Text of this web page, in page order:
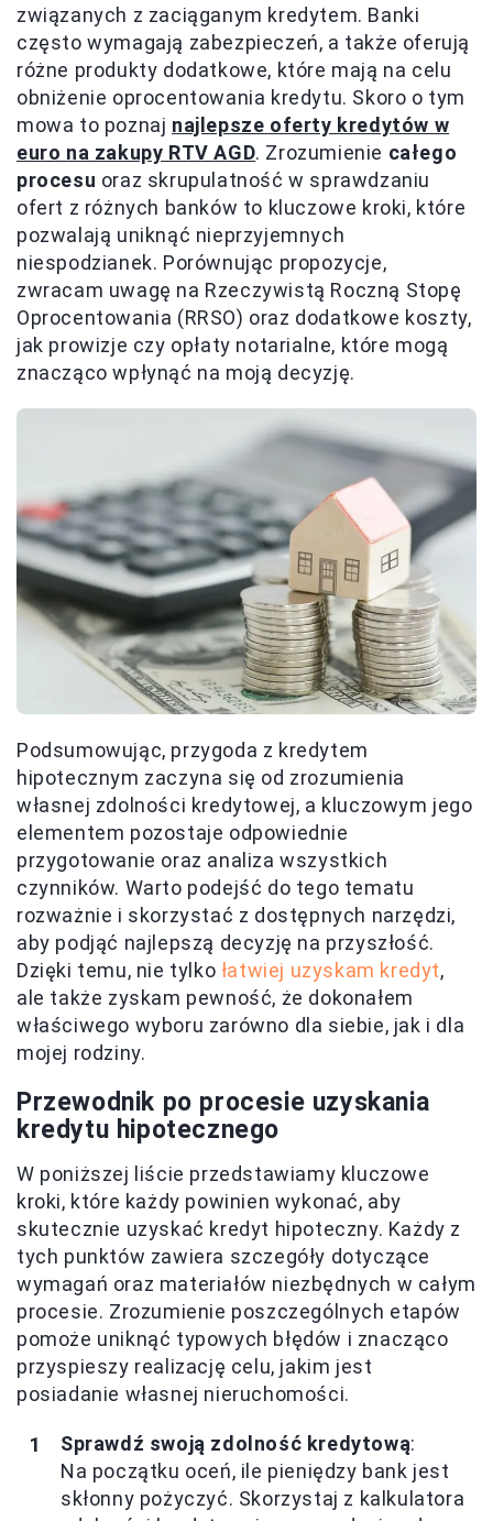
związanych z zaciąganym kredytem. Banki
często wymagają zabezpieczeń, a także oferują
różne produkty dodatkowe, które mają na celu
obniżenie oprocentowania kredytu. Skoro o tym
mowa to poznaj najlepsze oferty kredytów w
euro na zakupy RTV AGD. Zrozumienie całego
procesu oraz skrupulatność w sprawdzaniu
ofert z różnych banków to kluczowe kroki, które
pozwalają uniknąć nieprzyjemnych
niespodzianek. Porównując propozycje,
zwracam uwagę na Rzeczywistą Roczną Stopę
Oprocentowania (RRSO) oraz dodatkowe koszty,
jak prowizje czy opłaty notarialne, które mogą
znacząco wpłynąć na moją decyzję.
Podsumowując, przygoda z kredytem
hipotecznym zaczyna się od zrozumienia
własnej zdolności kredytowej, a kluczowym jego
elementem pozostaje odpowiednie
przygotowanie oraz analiza wszystkich
czynników. Warto podejść do tego tematu
rozważnie i skorzystać z dostępnych narzędzi,
aby podjąć najlepszą decyzję na przyszłość.
Dzięki temu, nie tylko łatwiej uzyskam kredyt,
ale także zyskam pewność, że dokonałem
właściwego wyboru zarówno dla siebie, jak i dla
mojej rodziny.
Przewodnik po procesie uzyskania
kredytu hipotecznego
W poniższej liście przedstawiamy kluczowe
kroki, które każdy powinien wykonać, aby
skutecznie uzyskać kredyt hipoteczny. Każdy z
tych punktów zawiera szczegóły dotyczące
wymagań oraz materiałów niezbędnych w całym
procesie. Zrozumienie poszczególnych etapów
pomoże uniknąć typowych błędów i znacząco
przyspieszy realizację celu, jakim jest
posiadanie własnej nieruchomości.
Sprawdź swoją zdolność kredytową:
Na początku oceń, ile pieniędzy bank jest
skłonny pożyczyć. Skorzystaj z kalkulatora